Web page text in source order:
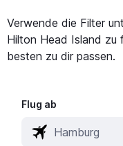
Verwende die Filter
Hilton Head Island zu
besten zu dir passen.
Flug ab